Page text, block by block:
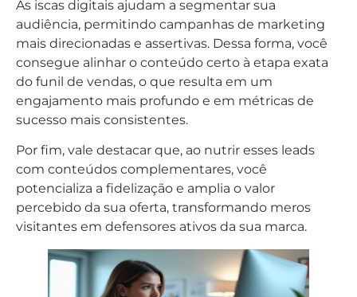
As iscas digitais ajudam a segmentar sua
audiência, permitindo campanhas de marketing
mais direcionadas e assertivas. Dessa forma, você
consegue alinhar o conteúdo certo à etapa exata
do funil de vendas, o que resulta em um
engajamento mais profundo e em métricas de
sucesso mais consistentes.
Por fim, vale destacar que, ao nutrir esses leads
com conteúdos complementares, você
potencializa a fidelização e amplia o valor
percebido da sua oferta, transformando meros
visitantes em defensores ativos da sua marca.